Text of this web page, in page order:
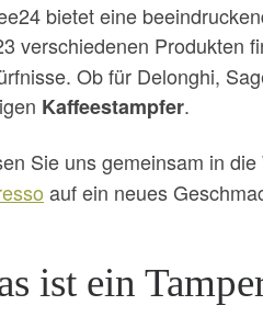
bietet eine
verschiedenen Produkten
Ob für Delonghi,
Kaffeestampfer.
Sie uns gemeinsam in die
auf ein neues
ist ein